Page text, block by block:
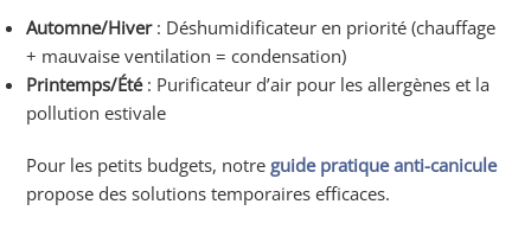
Automne/Hiver: Déshumidificateur en priorité (chauffage
+ mauvaise ventilation = condensation)
Printemps/Été: Purificateur d’air pour les allergènes et la
pollution estivale
Pour les petits budgets, notre guide pratique anti-canicule
propose des solutions temporaires efficaces.